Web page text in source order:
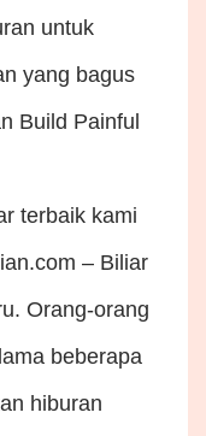
untuk
yang bagus
Build Painful
terbaik kami
– Biliar
Orang-orang
beberapa
hiburan